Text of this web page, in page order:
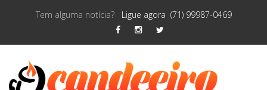
Tem alguma notícia? Ligue agora (71) 99987-0469